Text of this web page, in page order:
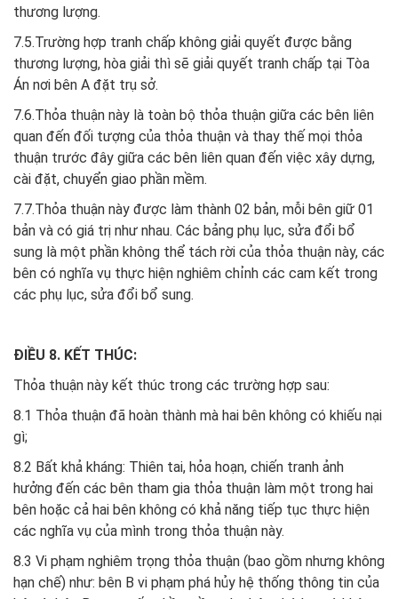
thương lượng.
7.5.Trường hợp tranh chấp không giải quyết được bằng
thương lượng, hòa giải thì sẽ giải quyết tranh chấp tại Tòa
Án nơi bên A đặt trụ sở.
7.6.Thỏa thuận này là toàn bộ thỏa thuận giữa các bên liên
quan đến đối tượng của thỏa thuận và thay thế mọi thỏa
thuận trước đây giữa các bên liên quan đến việc xây dựng,
cài đặt, chuyển giao phần mềm.
7.7.Thỏa thuận này được làm thành 02 bản, mỗi bên giữ 01
bản và có giá trị như nhau. Các bảng phụ lục, sửa đổi bổ
sung là một phần không thể tách rời của thỏa thuận này, các
bên có nghĩa vụ thực hiện nghiêm chỉnh các cam kết trong
các phụ lục, sửa đổi bổ sung.
ĐIỀU 8. KẾT THÚC:
Thỏa thuận này kết thúc trong các trường hợp sau:
8.1 Thỏa thuận đã hoàn thành mà hai bên không có khiếu nại
gì;
8.2 Bất khả kháng: Thiên tai, hỏa hoạn, chiến tranh ảnh
hưởng đến các bên tham gia thỏa thuận làm một trong hai
bên hoặc cả hai bên không có khả năng tiếp tục thực hiện
các nghĩa vụ của mình trong thỏa thuận này.
8.3 Vi phạm nghiêm trọng thỏa thuận (bao gồm nhưng không
hạn chế) như: bên B vi phạm phá hủy hệ thống thông tin của